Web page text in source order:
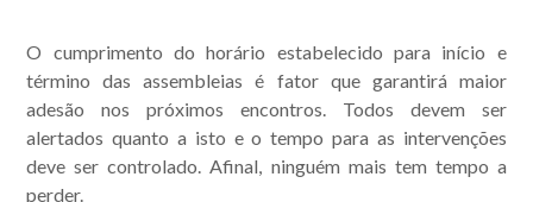
O cumprimento do horário estabelecido para início e
término das assembleias é fator que garantirá maior
adesão nos próximos encontros. Todos devem ser
alertados quanto a isto e o tempo para as intervenções
deve ser controlado. Afinal, ninguém mais tem tempo a
perder.